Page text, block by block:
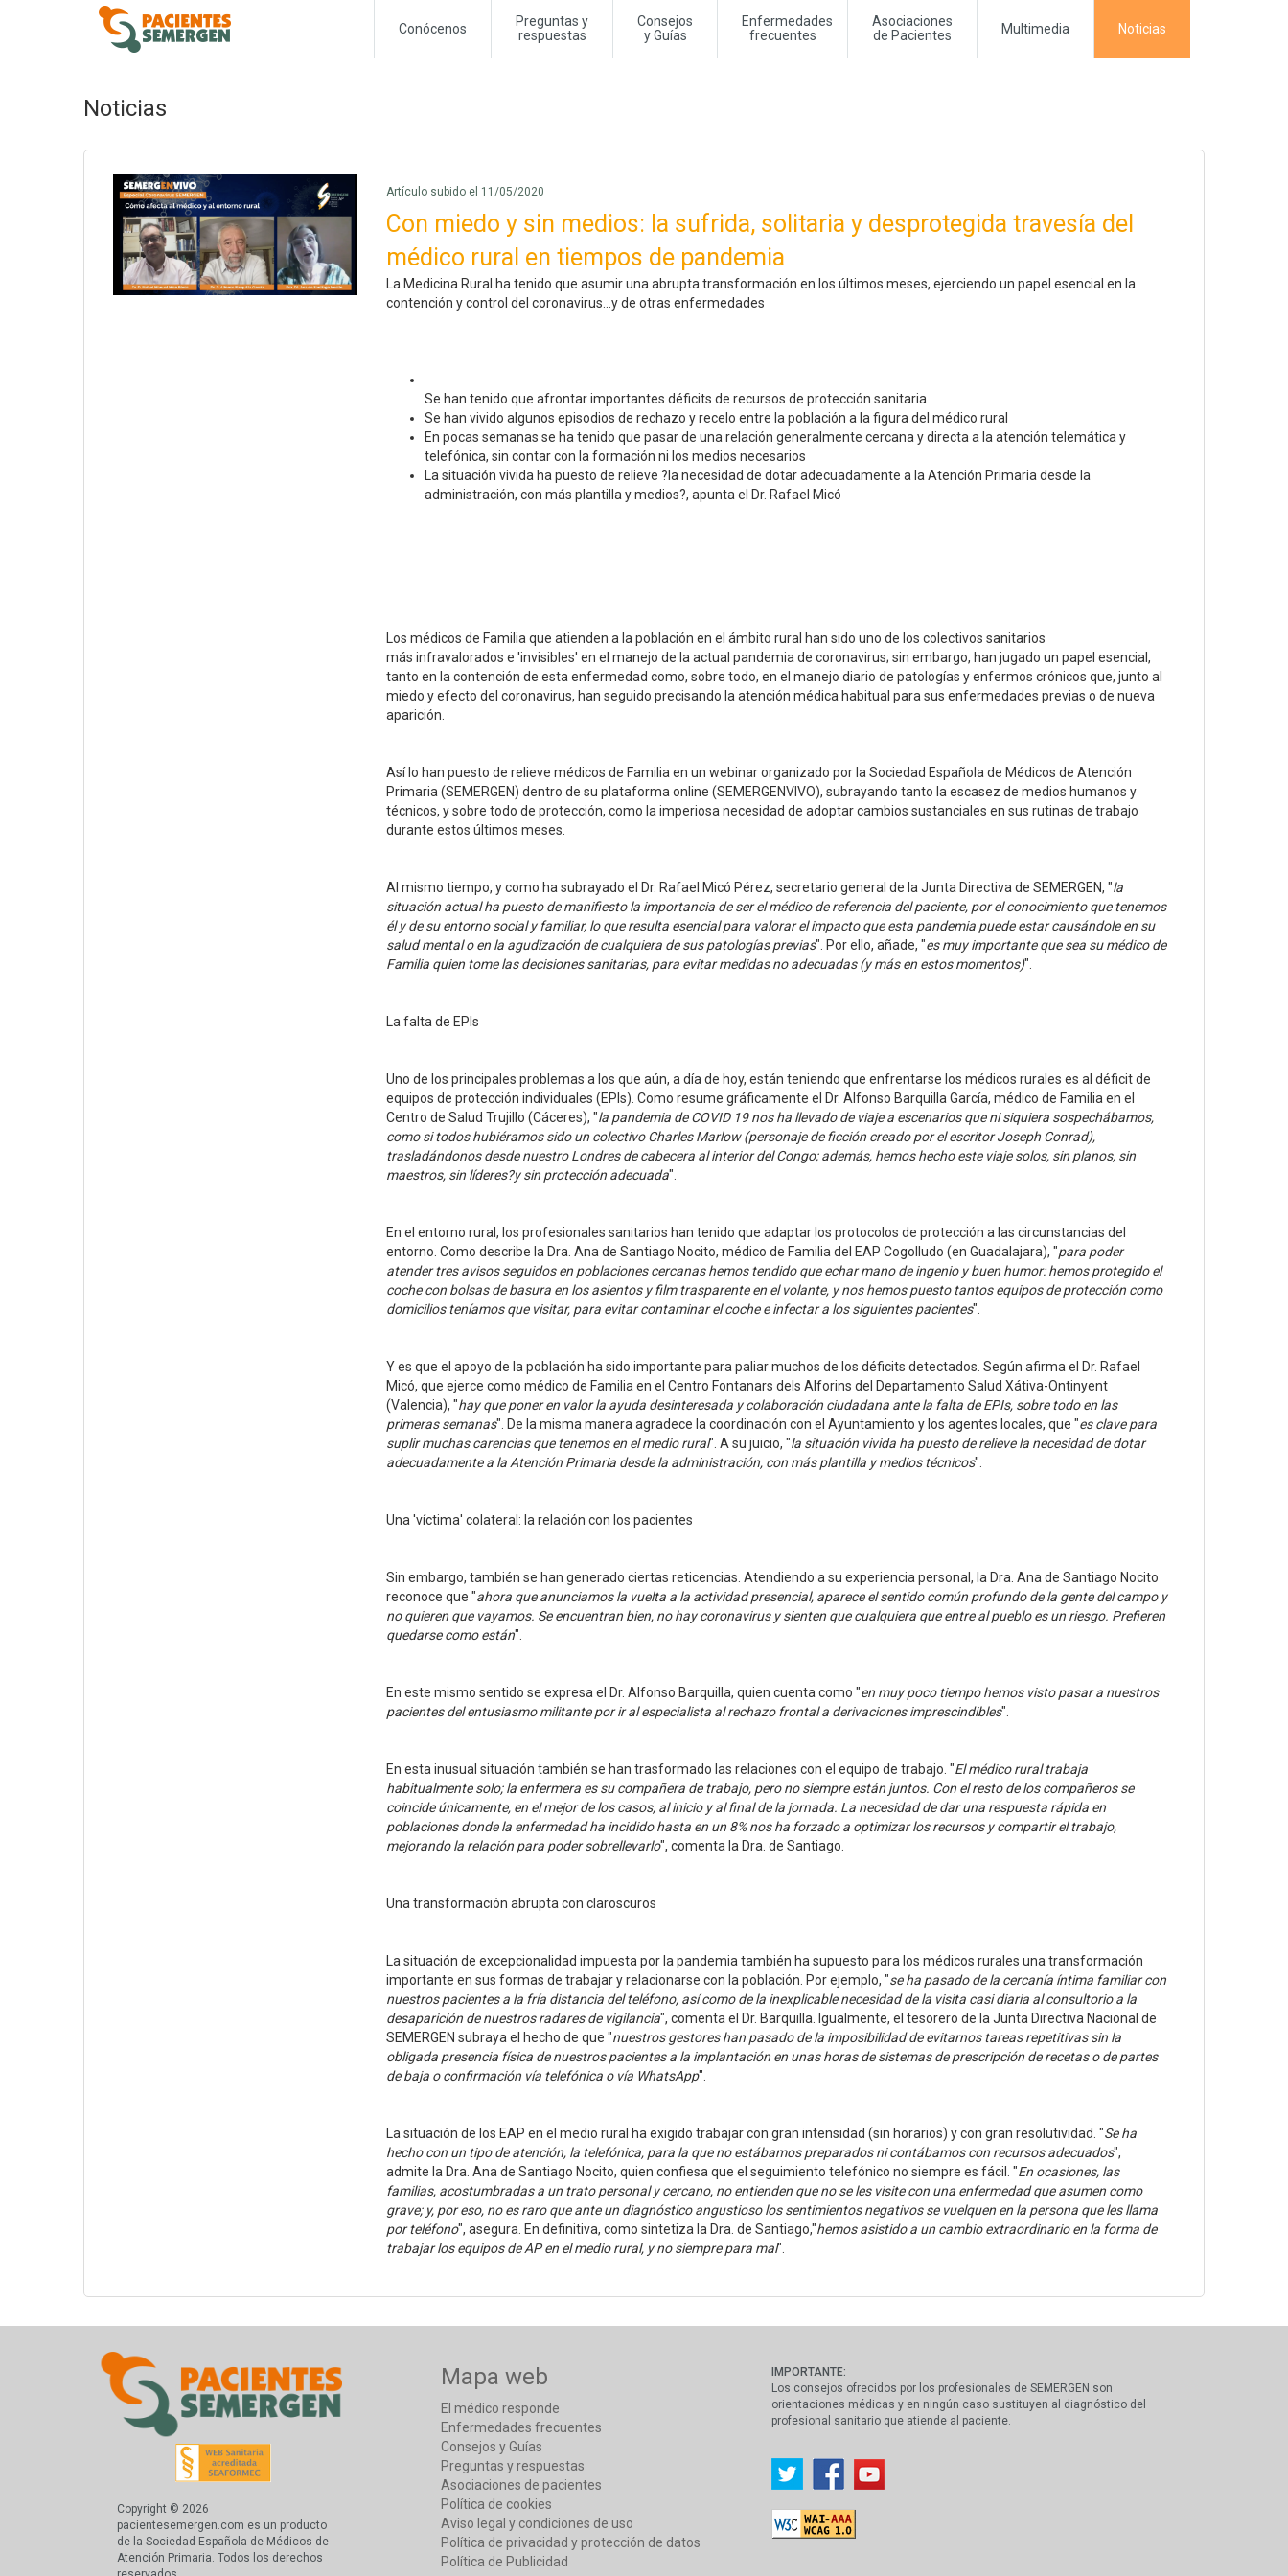
Conócenos
Preguntas y
respuestas
Consejos
y Guías
Enfermedades
frecuentes
Asociaciones
de Pacientes
Multimedia Noticias
Noticias
Artículo subido el 11/05/2020
Con miedo y sin medios: la sufrida, solitaria y desprotegida travesía del
médico rural en tiempos de pandemia
La Medicina Rural ha tenido que asumir una abrupta transformación en los últimos meses, ejerciendo un papel esencial en la
contención y control del coronavirus...y de otras enfermedades
Se han tenido que afrontar importantes déficits de recursos de protección sanitaria
Se han vivido algunos episodios de rechazo y recelo entre la población a la figura del médico rural
En pocas semanas se ha tenido que pasar de una relación generalmente cercana y directa a la atención telemática y
telefónica, sin contar con la formación ni los medios necesarios
La situación vivida ha puesto de relieve ?la necesidad de dotar adecuadamente a la Atención Primaria desde la
administración, con más plantilla y medios?, apunta el Dr. Rafael Micó
Los médicos de Familia que atienden a la población en el ámbito rural han sido uno de los colectivos sanitarios
más infravalorados e 'invisibles' en el manejo de la actual pandemia de coronavirus; sin embargo, han jugado un papel esencial,
tanto en la contención de esta enfermedad como, sobre todo, en el manejo diario de patologías y enfermos crónicos que, junto al
miedo y efecto del coronavirus, han seguido precisando la atención médica habitual para sus enfermedades previas o de nueva
aparición.
Así lo han puesto de relieve médicos de Familia en un webinar organizado por la Sociedad Española de Médicos de Atención
Primaria (SEMERGEN) dentro de su plataforma online (SEMERGENVIVO), subrayando tanto la escasez de medios humanos y
técnicos, y sobre todo de protección, como la imperiosa necesidad de adoptar cambios sustanciales en sus rutinas de trabajo
durante estos últimos meses.
Al mismo tiempo, y como ha subrayado el Dr. Rafael Micó Pérez, secretario general de la Junta Directiva de SEMERGEN, "la
situación actual ha puesto de manifiesto la importancia de ser el médico de referencia del paciente, por el conocimiento que tenemos
él y de su entorno social y familiar, lo que resulta esencial para valorar el impacto que esta pandemia puede estar causándole en su
salud mental o en la agudización de cualquiera de sus patologías previas". Por ello, añade, "es muy importante que sea su médico de
Familia quien tome las decisiones sanitarias, para evitar medidas no adecuadas (y más en estos momentos)".
La falta de EPIs
Uno de los principales problemas a los que aún, a día de hoy, están teniendo que enfrentarse los médicos rurales es al déficit de
equipos de protección individuales (EPIs). Como resume gráficamente el Dr. Alfonso Barquilla García, médico de Familia en el
Centro de Salud Trujillo (Cáceres), "la pandemia de COVID 19 nos ha llevado de viaje a escenarios que ni siquiera sospechábamos,
como si todos hubiéramos sido un colectivo Charles Marlow (personaje de ficción creado por el escritor Joseph Conrad),
trasladándonos desde nuestro Londres de cabecera al interior del Congo; además, hemos hecho este viaje solos, sin planos, sin
maestros, sin líderes?y sin protección adecuada".
En el entorno rural, los profesionales sanitarios han tenido que adaptar los protocolos de protección a las circunstancias del
entorno. Como describe la Dra. Ana de Santiago Nocito, médico de Familia del EAP Cogolludo (en Guadalajara), "para poder
atender tres avisos seguidos en poblaciones cercanas hemos tendido que echar mano de ingenio y buen humor: hemos protegido el
coche con bolsas de basura en los asientos y film trasparente en el volante, y nos hemos puesto tantos equipos de protección como
domicilios teníamos que visitar, para evitar contaminar el coche e infectar a los siguientes pacientes".
Y es que el apoyo de la población ha sido importante para paliar muchos de los déficits detectados. Según afirma el Dr. Rafael
Micó, que ejerce como médico de Familia en el Centro Fontanars dels Alforins del Departamento Salud Xátiva-Ontinyent
(Valencia), "hay que poner en valor la ayuda desinteresada y colaboración ciudadana ante la falta de EPIs, sobre todo en las
primeras semanas". De la misma manera agradece la coordinación con el Ayuntamiento y los agentes locales, que "es clave para
suplir muchas carencias que tenemos en el medio rural". A su juicio, "la situación vivida ha puesto de relieve la necesidad de dotar
adecuadamente a la Atención Primaria desde la administración, con más plantilla y medios técnicos".
Una 'víctima' colateral: la relación con los pacientes
Sin embargo, también se han generado ciertas reticencias. Atendiendo a su experiencia personal, la Dra. Ana de Santiago Nocito
reconoce que "ahora que anunciamos la vuelta a la actividad presencial, aparece el sentido común profundo de la gente del campo y
no quieren que vayamos. Se encuentran bien, no hay coronavirus y sienten que cualquiera que entre al pueblo es un riesgo. Prefieren
quedarse como están".
En este mismo sentido se expresa el Dr. Alfonso Barquilla, quien cuenta como "en muy poco tiempo hemos visto pasar a nuestros
pacientes del entusiasmo militante por ir al especialista al rechazo frontal a derivaciones imprescindibles".
En esta inusual situación también se han trasformado las relaciones con el equipo de trabajo. "El médico rural trabaja
habitualmente solo; la enfermera es su compañera de trabajo, pero no siempre están juntos. Con el resto de los compañeros se
coincide únicamente, en el mejor de los casos, al inicio y al final de la jornada. La necesidad de dar una respuesta rápida en
poblaciones donde la enfermedad ha incidido hasta en un 8% nos ha forzado a optimizar los recursos y compartir el trabajo,
mejorando la relación para poder sobrellevarlo", comenta la Dra. de Santiago.
Una transformación abrupta con claroscuros
La situación de excepcionalidad impuesta por la pandemia también ha supuesto para los médicos rurales una transformación
importante en sus formas de trabajar y relacionarse con la población. Por ejemplo, "se ha pasado de la cercanía íntima familiar con
nuestros pacientes a la fría distancia del teléfono, así como de la inexplicable necesidad de la visita casi diaria al consultorio a la
desaparición de nuestros radares de vigilancia", comenta el Dr. Barquilla. Igualmente, el tesorero de la Junta Directiva Nacional de
SEMERGEN subraya el hecho de que "nuestros gestores han pasado de la imposibilidad de evitarnos tareas repetitivas sin la
obligada presencia física de nuestros pacientes a la implantación en unas horas de sistemas de prescripción de recetas o de partes
de baja o confirmación vía telefónica o vía WhatsApp".
La situación de los EAP en el medio rural ha exigido trabajar con gran intensidad (sin horarios) y con gran resolutividad. "Se ha
hecho con un tipo de atención, la telefónica, para la que no estábamos preparados ni contábamos con recursos adecuados",
admite la Dra. Ana de Santiago Nocito, quien confiesa que el seguimiento telefónico no siempre es fácil. "En ocasiones, las
familias, acostumbradas a un trato personal y cercano, no entienden que no se les visite con una enfermedad que asumen como
grave; y, por eso, no es raro que ante un diagnóstico angustioso los sentimientos negativos se vuelquen en la persona que les llama
por teléfono", asegura. En definitiva, como sintetiza la Dra. de Santiago,"hemos asistido a un cambio extraordinario en la forma de
trabajar los equipos de AP en el medio rural, y no siempre para mal".
Copyright © 2026
pacientesemergen.com es un producto
de la Sociedad Española de Médicos de
Atención Primaria. Todos los derechos
Mapa web
El médico responde
Enfermedades frecuentes
Consejos y Guías
Preguntas y respuestas
Asociaciones de pacientes
Política de cookies
Aviso legal y condiciones de uso
Política de privacidad y protección de datos
Política de Publicidad
IMPORTANTE:
Los consejos ofrecidos por los profesionales de SEMERGEN son
orientaciones médicas y en ningún caso sustituyen al diagnóstico del
profesional sanitario que atiende al paciente.